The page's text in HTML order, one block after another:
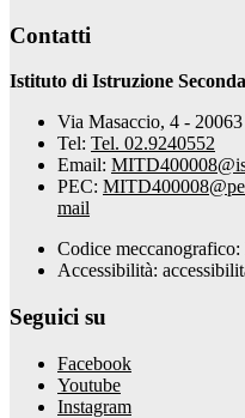
Contatti
Istituto di Istruzione
Via Masaccio, 4 -
Tel: Tel. 02.9240552
Email:
PEC:
mail
Codice
Accessibilità:
Seguici su
Facebook
Youtube
Instagram